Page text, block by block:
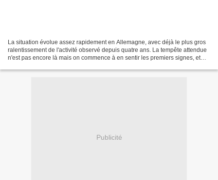
La situation évolue assez rapidement en Allemagne, avec déjà le plus gros
ralentissement de l'activité observé depuis quatre ans. La tempête attendue
n'est pas encore là mais on commence à en sentir les premiers signes, et
Publicité